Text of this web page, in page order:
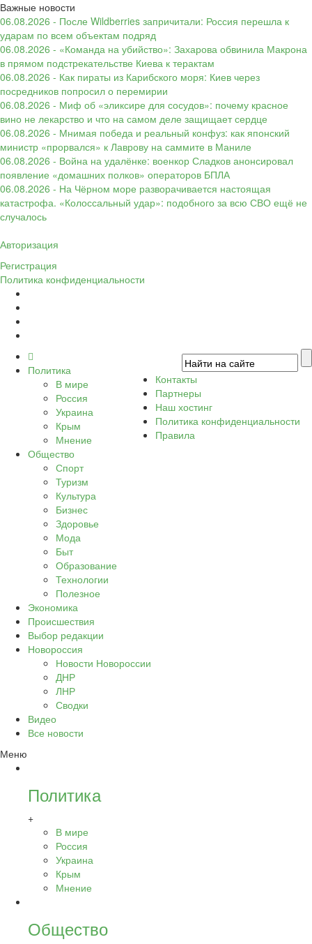
Важные новости
06.08.2026 - После Wildberries запричитали: Россия перешла к
ударам по всем объектам подряд
06.08.2026 - «Команда на убийство»: Захарова обвинила Макрона
в прямом подстрекательстве Киева к терактам
06.08.2026 - Как пираты из Карибского моря: Киев через
посредников попросил о перемирии
06.08.2026 - Миф об «эликсире для сосудов»: почему красное
вино не лекарство и что на самом деле защищает сердце
06.08.2026 - Мнимая победа и реальный конфуз: как японский
министр «прорвался» к Лаврову на саммите в Маниле
06.08.2026 - Война на удалёнке: военкор Сладков анонсировал
появление «домашних полков» операторов БПЛА
06.08.2026 - На Чёрном море разворачивается настоящая
катастрофа. «Колоссальный удар»: подобного за всю СВО ещё не
случалось
Авторизация
Регистрация
Политика конфиденциальности
Политика
В мире
Россия
Украина
Крым
Мнение
Общество
Спорт
Туризм
Культура
Бизнес
Здоровье
Мода
Быт
Образование
Технологии
Полезное
Экономика
Происшествия
Выбор редакции
Новороссия
Новости Новороссии
ДНР
ЛНР
Сводки
Видео
Все новости
Меню
Политика
+
В мире
Россия
Украина
Крым
Мнение
Общество
Контакты
Партнеры
Наш хостинг
Политика конфиденциальности
Правила